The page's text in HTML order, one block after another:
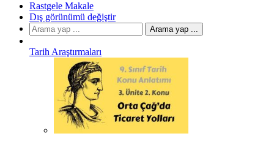
Rastgele Makale
Dış görünümü değiştir
Arama yap ...
Tarih Araştırmaları